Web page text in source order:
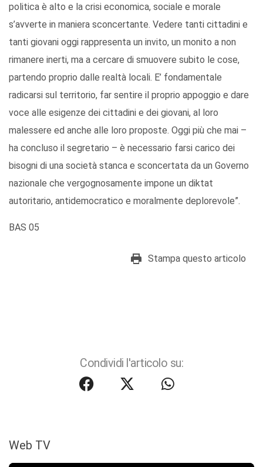
politica è alto e la crisi economica, sociale e morale
s’avverte in maniera sconcertante. Vedere tanti cittadini e
tanti giovani oggi rappresenta un invito, un monito a non
rimanere inerti, ma a cercare di smuovere subito le cose,
partendo proprio dalle realtà locali. E’ fondamentale
radicarsi sul territorio, far sentire il proprio appoggio e dare
voce alle esigenze dei cittadini e dei giovani, al loro
malessere ed anche alle loro proposte. Oggi più che mai –
ha concluso il segretario – è necessario farsi carico dei
bisogni di una società stanca e sconcertata da un Governo
nazionale che vergognosamente impone un diktat
autoritario, antidemocratico e moralmente deplorevole”.
BAS 05
Stampa questo articolo
Condividi l'articolo su:
Web TV